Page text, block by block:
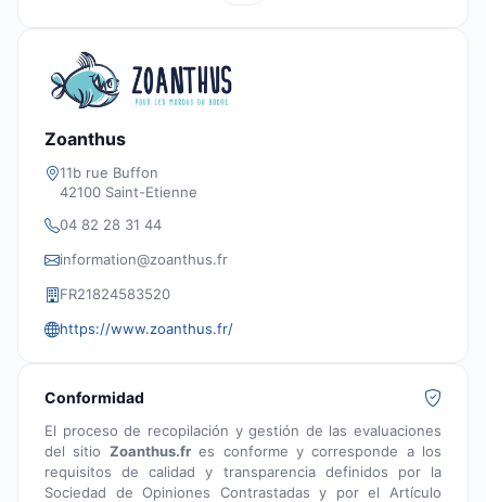
Zoanthus
11b rue Buffon
42100 Saint-Etienne
04 82 28 31 44
information@zoanthus.fr
FR21824583520
https://www.zoanthus.fr/
Conformidad
El proceso de recopilación y gestión de las evaluaciones
del sitio Zoanthus.fres conforme y corresponde a los
requisitos de calidad y transparencia definidos por la
Sociedad de Opiniones Contrastadas y por el Artículo